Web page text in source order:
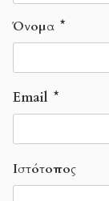
Όνομα *
Email *
Ιστότοπος